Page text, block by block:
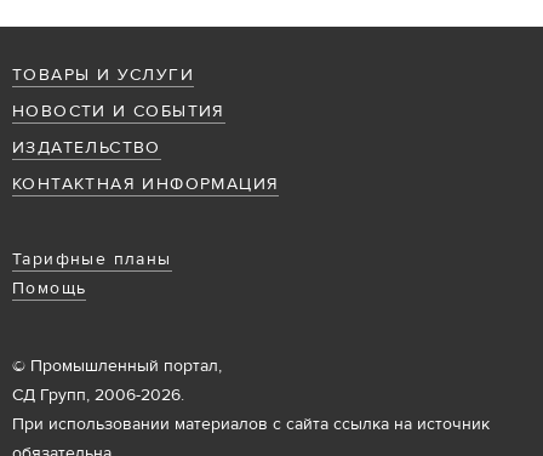
ТОВАРЫ И УСЛУГИ
НОВОСТИ И СОБЫТИЯ
ИЗДАТЕЛЬСТВО
КОНТАКТНАЯ ИНФОРМАЦИЯ
Тарифные планы
Помощь
© Промышленный портал,
СД Групп, 2006-2026.
При использовании материалов с сайта ссылка на источник